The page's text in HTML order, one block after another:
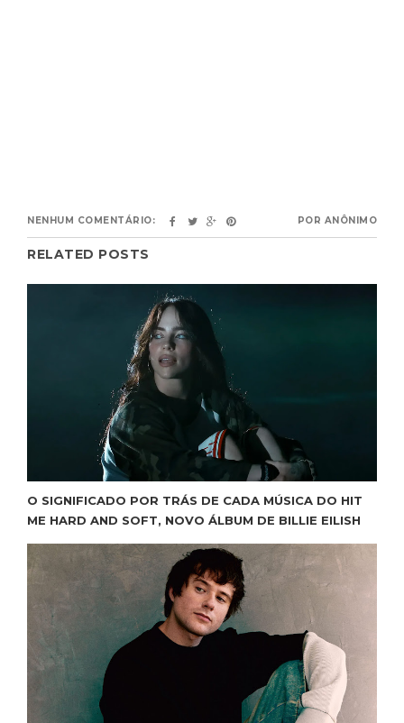
NENHUM COMENTÁRIO: POR ANÔNIMO
RELATED POSTS
O SIGNIFICADO POR TRÁS DE CADA MÚSICA DO HIT
ME HARD AND SOFT, NOVO ÁLBUM DE BILLIE EILISH